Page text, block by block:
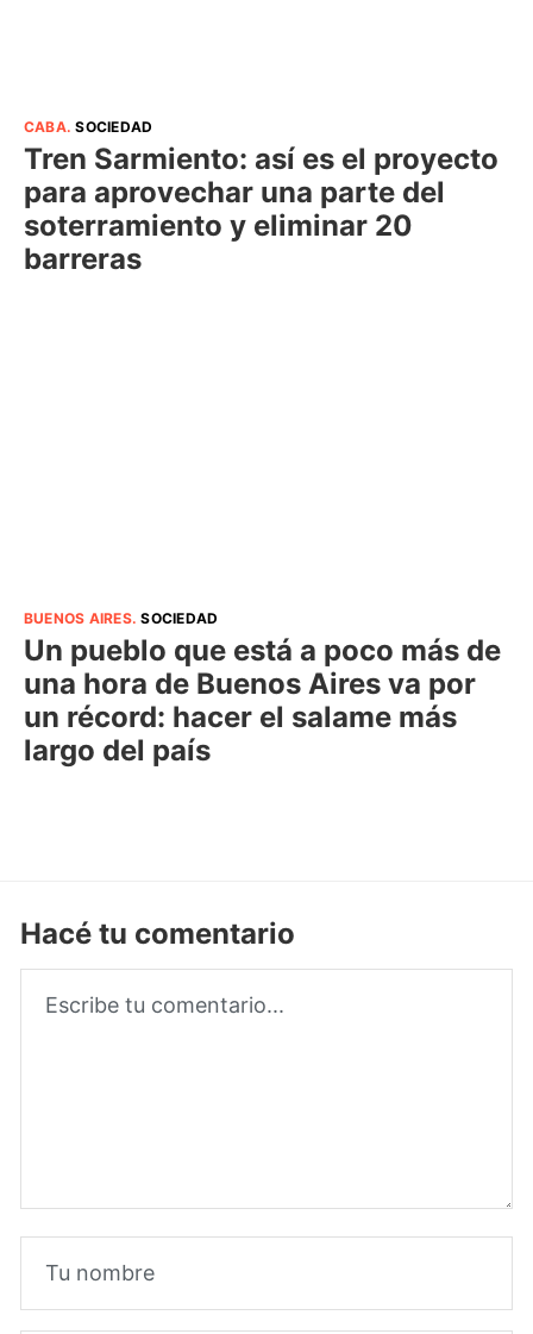
CABA.SOCIEDAD
Tren Sarmiento: así es el proyecto
para aprovechar una parte del
soterramiento y eliminar 20
barreras
BUENOS AIRES.SOCIEDAD
Un pueblo que está a poco más de
una hora de Buenos Aires va por
un récord: hacer el salame más
largo del país
Hacé tu comentario